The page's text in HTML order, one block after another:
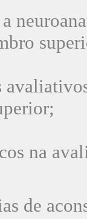
na
de